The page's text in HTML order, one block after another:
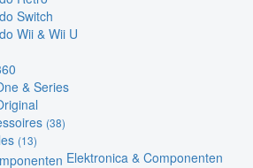
Switch
Wii & Wii U
& Series
(38)
(13)
Elektronica & Componenten